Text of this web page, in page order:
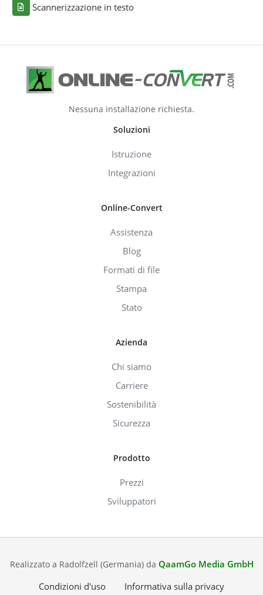
Scannerizzazione in testo
Nessuna installazione richiesta.
Soluzioni
Istruzione
Integrazioni
Online-Convert
Assistenza
Blog
Formati di file
Stampa
Stato
Azienda
Chi siamo
Carriere
Sostenibilità
Sicurezza
Prodotto
Prezzi
Sviluppatori
Realizzato a Radolfzell (Germania) da QaamGo Media GmbH
Condizioni d'uso
Informativa sulla privacy